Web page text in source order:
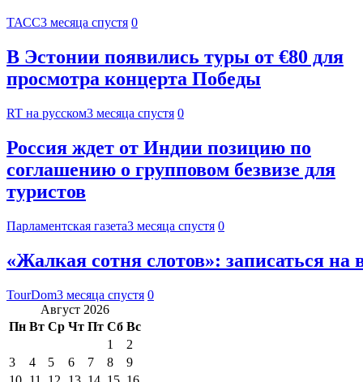
ТАСС3 месяца спустя 0
В Эстонии появились туры от €80 для
просмотра концерта Победы
RT на русском3 месяца спустя 0
Россия ждет от Индии позицию по
соглашению о групповом безвизе для
туристов
Парламентская газета3 месяца спустя 0
«Жалкая сотня слотов»: записаться
TourDom3 месяца спустя 0
Август 2026
Пн Вт Ср Чт Пт Сб Вс
1
2
3
4 5 6 7 8
9